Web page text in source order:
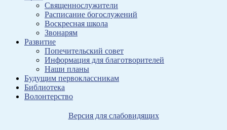
Священнослужители
Расписание богослужений
Воскресная школа
Звонарям
Развитие
Попечительский совет
Информация для благотворителей
Наши планы
Будущим первоклассникам
Библиотека
Волонтерство
Версия для слабовидящих